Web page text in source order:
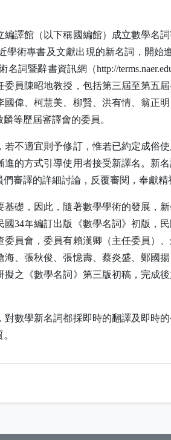
編譯館（以下稱國編館）成立數學名
術專書及文獻出現的新名詞，開始
名詞暨辭書資訊網（http://
員陳昭地教授，包括第三屆至第五
偉、柯慧美、柳賢、洪有情、翁正
等歷屆審譯會的委員。
不適宜則予修訂，惟若已約定成俗
的方式引導使用者接受新譯名。新
審譯的詳細討論，反覆審閱，奉獻精
礎，因此，隨著數學學術的發展，
國34年編訂出版《數學名詞》初版，民
委員會，委員有賴漢卿（主任委員）
、張秋俊、張憶壽、蔡炎盛、鄭國
之《數學名詞》第三版初稿，完成後
數學新名詞都採即時的翻譯及即時